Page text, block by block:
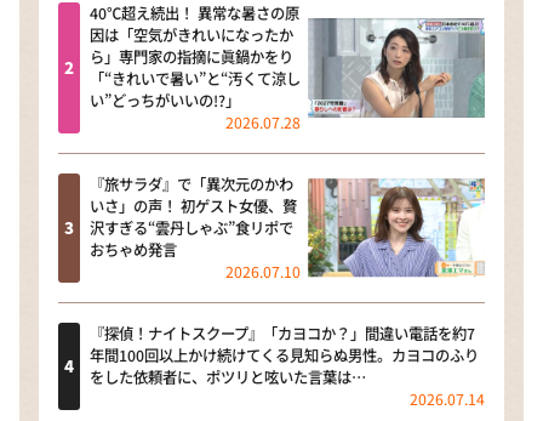
40℃超え続出！ 異常な暑さの原
因は「空気がきれいになったか
ら」専門家の指摘に眞鍋かをり
「“きれいで暑い”と“汚くて涼し
い”どっちがいいの!?」
2026.07.28
『旅サラダ』で「異次元のかわ
いさ」の声！ 初ゲスト女優、贅
沢すぎる“雲丹しゃぶ”食リポで
おちゃめ発言
2026.07.10
『探偵！ナイトスクープ』「カヨコか？」間違い電話を約7
年間100回以上かけ続けてくる見知らぬ男性。カヨコのふり
をした依頼者に、ポツリと呟いた言葉は…
2026.07.14